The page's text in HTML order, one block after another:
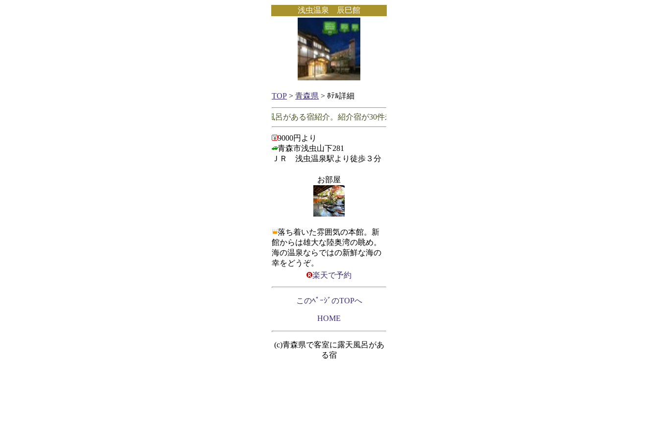
浅虫温泉 辰巳館
TOP > 青森県 > ﾎﾃﾙ詳細
青森県で客室に露天風呂がある宿紹介。紹介宿が30件未満の場合は露天風呂のある宿の案内も。
9000円より
青森市浅虫山下281
ＪＲ 浅虫温泉駅より徒歩３分
お部屋
落ち着いた雰囲気の本館。新
館からは雄大な陸奥湾の眺め。
海の温泉ならではの新鮮な海の
幸をどうぞ。
楽天で予約
このﾍﾟｰｼﾞのTOPへ
HOME
(c)青森県で客室に露天風呂があ
る宿